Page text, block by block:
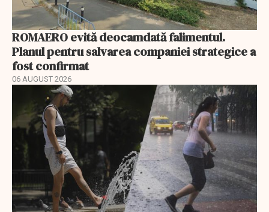
ROMAERO evită deocamdată falimentul.
Planul pentru salvarea companiei strategice a
fost confirmat
06 AUGUST 2026